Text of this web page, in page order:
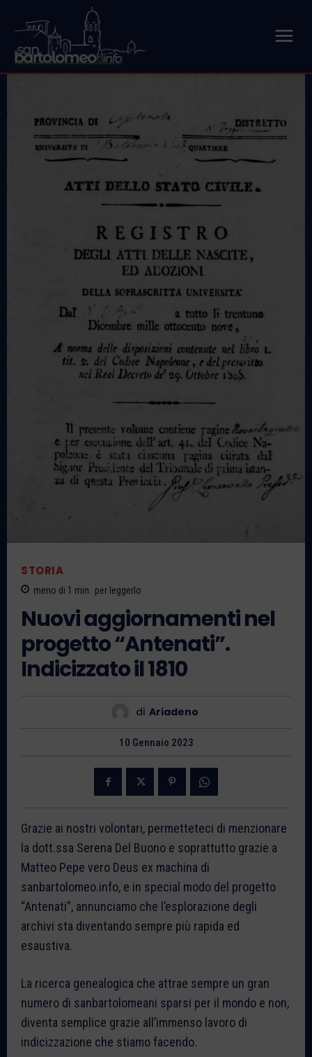
STORIA
meno di 1 min. per leggerlo
Nuovi aggiornamenti nel
progetto “Antenati”.
Indicizzato il 1810
di Ariadeno
10 Gennaio 2023
Grazie ai nostri volontari, permetteteci di menzionare
la dott.ssa Serena Del Buono e soprattutto grazie a
Matteo Pepe vero Deus ex machina di
sanbartolomeo.info, e in special modo del progetto
“Antenati”, annunciamo che l’esplorazione degli
archivi sta diventando sempre più rapida ed
esaustiva.
La ricerca genealogica che attrae sempre un gran
numero di sanbartolomeani sparsi per il mondo e non,
diventa semplice grazie all’immenso lavoro di
indicizzazione che stiamo facendo.